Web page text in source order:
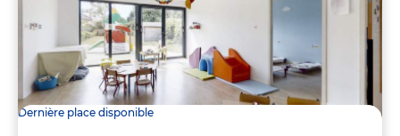
Dernière place disponible